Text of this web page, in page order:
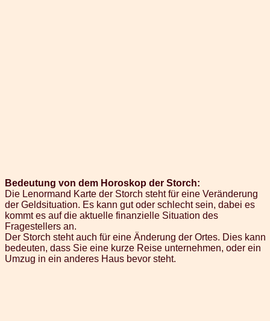
Bedeutung von dem Horoskop der Storch:
Die Lenormand Karte der Storch steht für eine Veränderung
der Geldsituation. Es kann gut oder schlecht sein, dabei es
kommt es auf die aktuelle finanzielle Situation des
Fragestellers an.
Der Storch steht auch für eine Änderung der Ortes. Dies kann
bedeuten, dass Sie eine kurze Reise unternehmen, oder ein
Umzug in ein anderes Haus bevor steht.